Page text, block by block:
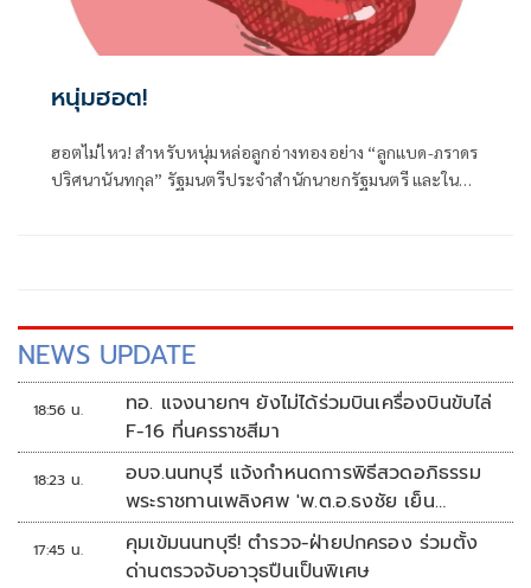
หนุ่มฮอต!
ฮอตไม่ไหว! สำหรับหนุ่มหล่อลูกอ่างทองอย่าง “ลูกแบด-ภราดร
ปริศนานันทกุล” รัฐมนตรีประจำสำนักนายกรัฐมนตรี และใน
NEWS UPDATE
18:56 น.
ทอ. แจงนายกฯ ยังไม่ได้ร่วมบินเครื่องบินขับไล่
F-16 ที่นครราชสีมา
18:23 น.
อบจ.นนทบุรี แจ้งกำหนดการพิธีสวดอภิธรรม
พระราชทานเพลิงศพ 'พ.ต.อ.ธงชัย เย็น
ประเสริฐ'
17:45 น.
คุมเข้มนนทบุรี! ตำรวจ-ฝ่ายปกครอง ร่วมตั้ง
ด่านตรวจจับอาวุธปืนเป็นพิเศษ